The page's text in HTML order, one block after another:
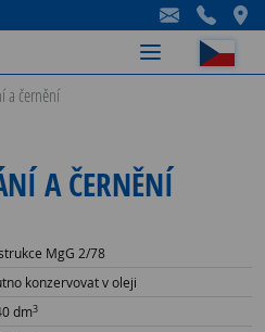
-
-
-
a černění
A ČERNĚNÍ
MgG 2/78
konzervovat v oleji
dm3